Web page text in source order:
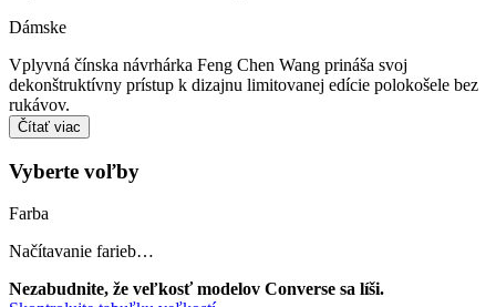
Dámske
Vplyvná čínska návrhárka Feng Chen Wang prináša svoj
dekonštruktívny prístup k dizajnu limitovanej edície polokošele bez
rukávov.
Čítať viac
Vyberte voľby
Farba
Načítavanie farieb…
Nezabudnite, že veľkosť modelov Converse sa líši.